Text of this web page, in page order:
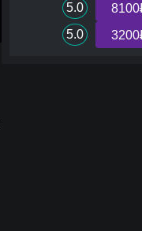
5.0
5.0